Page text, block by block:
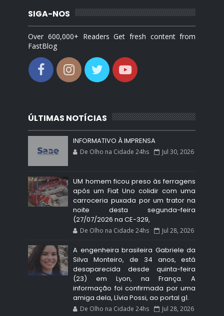
SIGA-NOS
Over 600,000+ Readers Get fresh content from
FastBlog
ÚLTIMAS NOTÍCIAS
INFORMATIVO À IMPRENSA
De Olho na Cidade 24hs Jul 30, 2026
UM homem ficou preso às ferragens
após um Fiat Uno colidir com uma
carroceria puxada por um trator na
noite desta segunda-feira
(27/07/2026 na CE-329,
De Olho na Cidade 24hs Jul 28, 2026
A engenheira brasileira Gabriele da
Silva Monteiro, de 34 anos, está
desaparecida desde quinta-feira
(23) em Lyon, na França. A
informação foi confirmada por uma
amiga dela, Lívia Possi, ao portal g1.
De Olho na Cidade 24hs Jul 28, 2026